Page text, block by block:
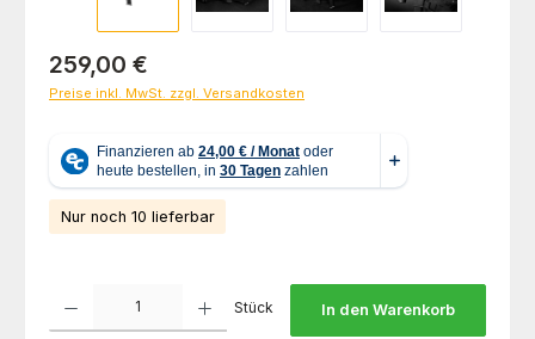
Regulärer Preis:
259,00 €
Preise inkl. MwSt. zzgl. Versandkosten
Nur noch 10 lieferbar
Stück In den Warenkorb